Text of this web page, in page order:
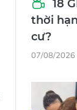
18
thời
cư?
07/08/2026